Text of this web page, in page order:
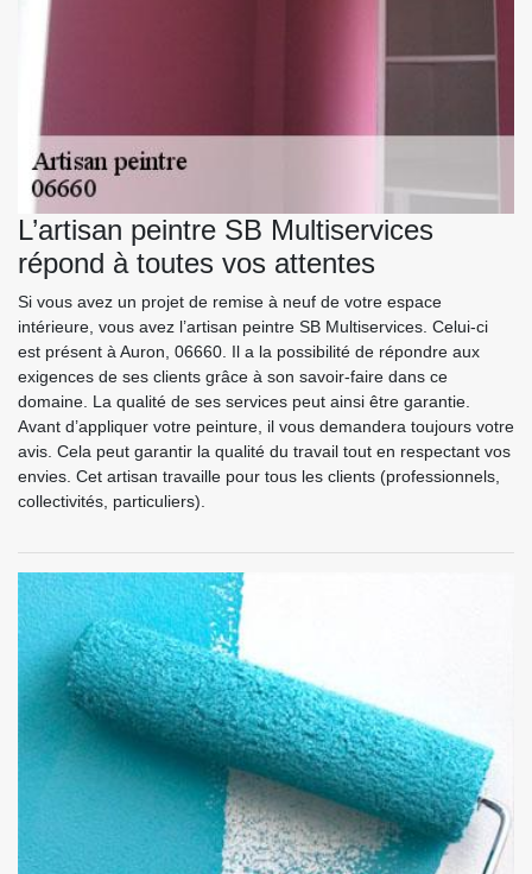
L’artisan peintre SB Multiservices
répond à toutes vos attentes
Si vous avez un projet de remise à neuf de votre espace
intérieure, vous avez l’artisan peintre SB Multiservices. Celui-ci
est présent à Auron, 06660. Il a la possibilité de répondre aux
exigences de ses clients grâce à son savoir-faire dans ce
domaine. La qualité de ses services peut ainsi être garantie.
Avant d’appliquer votre peinture, il vous demandera toujours votre
avis. Cela peut garantir la qualité du travail tout en respectant vos
envies. Cet artisan travaille pour tous les clients (professionnels,
collectivités, particuliers).